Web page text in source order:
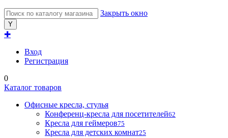
Закрыть окно
✚
Вход
Регистрация
0
Каталог товаров
Офисные кресла, стулья
Конференц-кресла для посетителей62
Кресла для геймеров75
Кресла для детских комнат25